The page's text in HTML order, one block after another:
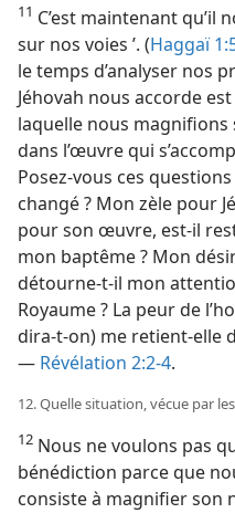
11 C’est maintenant qu’il
sur nos voies ’. (Haggaï
le temps d’analyser nos
Jéhovah nous accorde
laquelle nous magnifions
dans l’œuvre qui
Posez-​vous ces
changé ? Mon zèle pour
pour son œuvre, est-​il
mon baptême ? Mon
détourne-​t-​il mon
Royaume ? La peur de
dira-t-on) me retient-​elle
— Révélation 2:2-4.
12. Quelle situation, vécue par
12 Nous ne voulons pas
bénédiction parce que
consiste à magnifier son